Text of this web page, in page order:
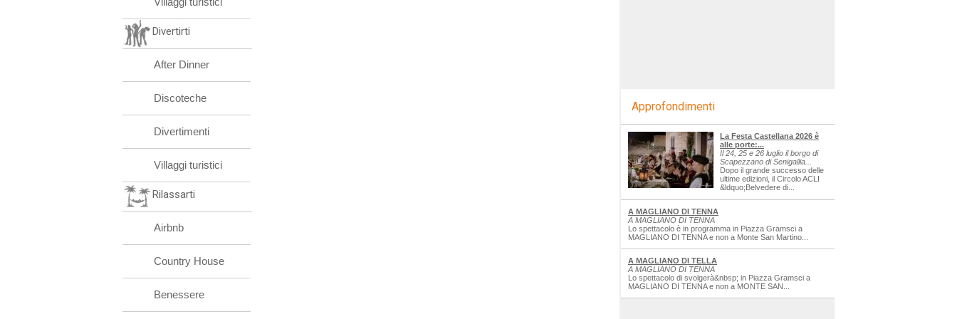
Divertirti
After Dinner
Discoteche
Divertimenti
Villaggi turistici
Rilassarti
Airbnb
Country House
Benessere
Approfondimenti
La Festa Castellana 2026 è
alle porte:...
Il 24, 25 e 26 luglio il borgo di
Scapezzano di Senigallia...
Dopo il grande successo delle
ultime edizioni, il Circolo ACLI
&ldquo;Belvedere di...
A MAGLIANO DI TENNA
A MAGLIANO DI TENNA
Lo spettacolo è in programma in Piazza Gramsci a
MAGLIANO DI TENNA e non a Monte San Martino...
A MAGLIANO DI TELLA
A MAGLIANO DI TENNA
Lo spettacolo di svolgerà&nbsp; in Piazza Gramsci a
MAGLIANO DI TENNA e non a MONTE SAN...